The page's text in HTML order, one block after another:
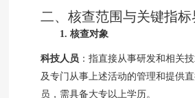
二、核查范围与关键指标
1. 核查对象
科技人员 ：指直接从事研发和相关
及专门从事上述活动的管理和提供
员，需具备大专以上学历。